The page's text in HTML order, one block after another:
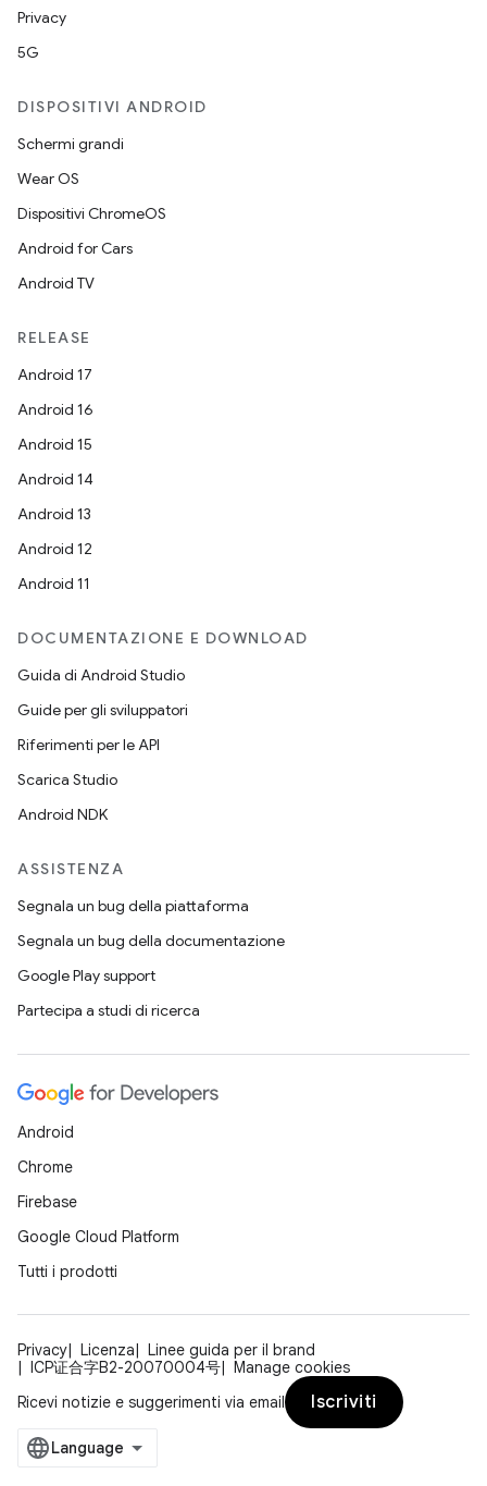
Privacy
5G
DISPOSITIVI ANDROID
Schermi grandi
Wear OS
Dispositivi ChromeOS
Android for Cars
Android TV
RELEASE
Android 17
Android 16
Android 15
Android 14
Android 13
Android 12
Android 11
DOCUMENTAZIONE E DOWNLOAD
Guida di Android Studio
Guide per gli sviluppatori
Riferimenti per le API
Scarica Studio
Android NDK
ASSISTENZA
Segnala un bug della piattaforma
Segnala un bug della documentazione
Google Play support
Partecipa a studi di ricerca
Android
Chrome
Firebase
Google Cloud Platform
Tutti i prodotti
Privacy Licenza
Linee guida per il brand
ICP证合字B2-20070004号
Manage cookies
Ricevi notizie e suggerimenti via email
Iscriviti